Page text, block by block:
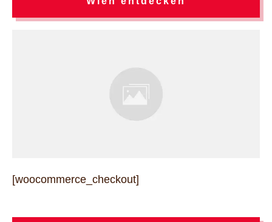
[woocommerce_checkout]